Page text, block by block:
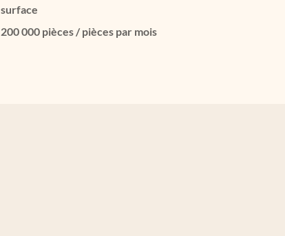
surface
200 000 pièces / pièces par mois